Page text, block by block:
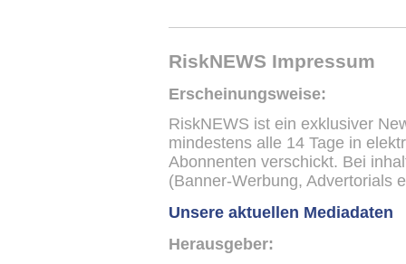
RiskNEWS Impressum
Erscheinungsweise:
RiskNEWS ist ein exklusiver
mindestens alle 14 Tage in
Abonnenten verschickt. Bei
(Banner-Werbung, Advertorials
Unsere aktuellen Mediadaten
Herausgeber: